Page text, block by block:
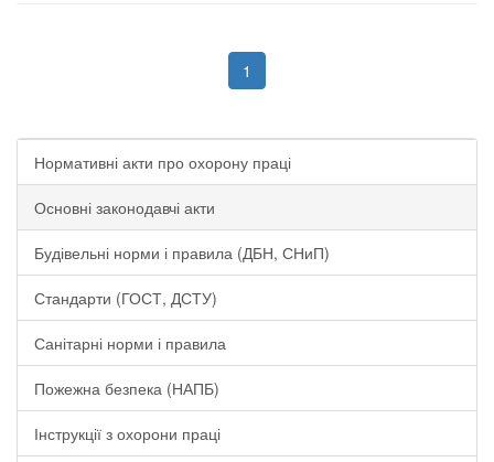
1
Нормативні акти про охорону праці
Основні законодавчі акти
Будівельні норми і правила (ДБН, СНиП)
Стандарти (ГОСТ, ДСТУ)
Санітарні норми і правила
Пожежна безпека (НАПБ)
Інструкції з охорони праці